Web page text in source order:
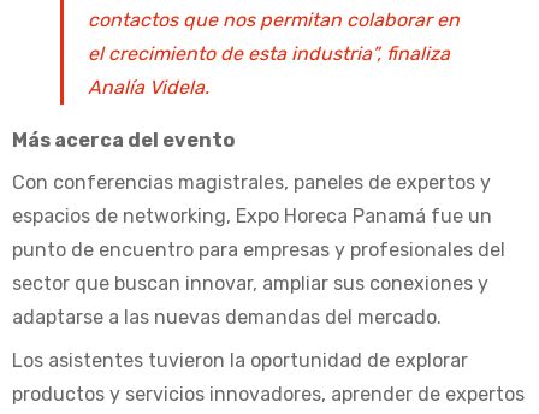
contactos que nos permitan colaborar en
el crecimiento de esta industria”, finaliza
Analía Videla.
Más acerca del evento
Con conferencias magistrales, paneles de expertos y
espacios de networking, Expo Horeca Panamá fue un
punto de encuentro para empresas y profesionales del
sector que buscan innovar, ampliar sus conexiones y
adaptarse a las nuevas demandas del mercado.
Los asistentes tuvieron la oportunidad de explorar
productos y servicios innovadores, aprender de expertos